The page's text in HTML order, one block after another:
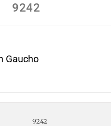
9242
Gaucho
9242